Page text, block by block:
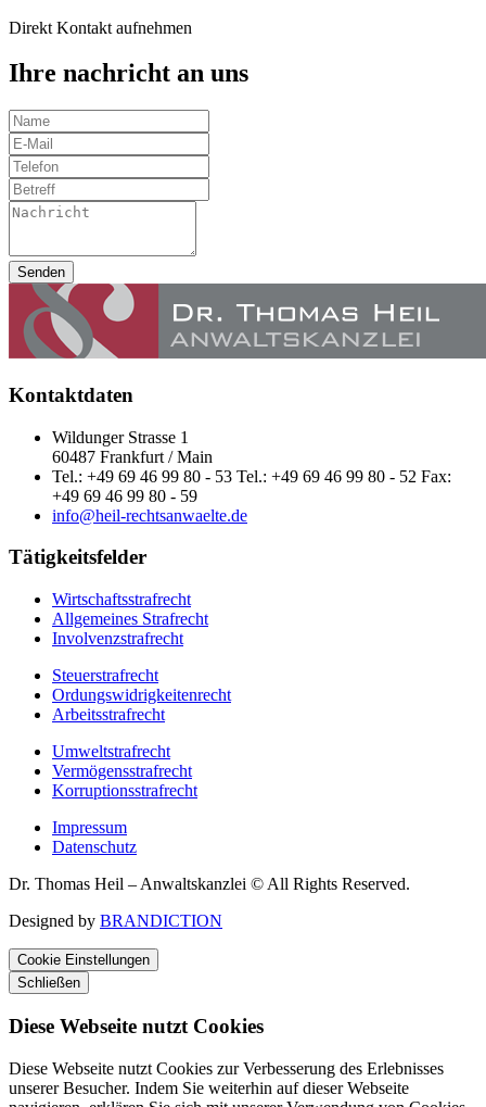
Direkt Kontakt aufnehmen
Ihre nachricht an uns
Senden
Kontaktdaten
Wildunger Strasse 1
60487 Frankfurt / Main
Tel.: +49 69 46 99 80 - 53 Tel.: +49 69 46 99 80 - 52 Fax:
+49 69 46 99 80 - 59
info@heil-rechtsanwaelte.de
Tätigkeitsfelder
Wirtschaftsstrafrecht
Allgemeines Strafrecht
Involvenzstrafrecht
Steuerstrafrecht
Ordungswidrigkeitenrecht
Arbeitsstrafrecht
Umweltstrafrecht
Vermögensstrafrecht
Korruptionsstrafrecht
Impressum
Datenschutz
Dr. Thomas Heil – Anwaltskanzlei © All Rights Reserved.
Designed by BRANDICTION
Cookie Einstellungen
Schließen
Diese Webseite nutzt Cookies
Diese Webseite nutzt Cookies zur Verbesserung des Erlebnisses
unserer Besucher. Indem Sie weiterhin auf dieser Webseite